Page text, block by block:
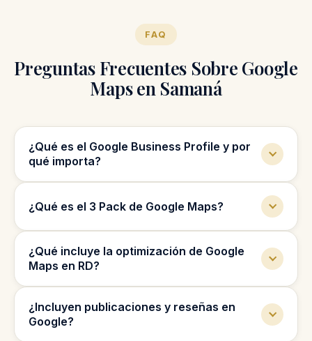
FAQ
Preguntas Frecuentes Sobre Google
Maps en Samaná
¿Qué es el Google Business Profile y por
qué importa?
busca tu negocio o servicio en Google. Si
clientes cada día.
¿Qué es el 3 Pack de Google Maps?
que aparecen en Google Maps para
búsquedas locales. Ahí ocurre gran parte de
las conversiones locales.
¿Qué incluye la optimización de Google
Maps en RD?
correctas, descripciones, publicaciones,
imágenes y gestión de reseñas, orientado a
¿Incluyen publicaciones y reseñas en
Google?